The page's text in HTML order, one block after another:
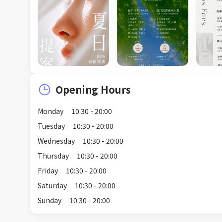
Opening Hours
Monday
10:30 - 20:00
Tuesday
10:30 - 20:00
Wednesday
10:30 - 20:00
Thursday
10:30 - 20:00
Friday
10:30 - 20:00
Saturday
10:30 - 20:00
Sunday
10:30 - 20:00